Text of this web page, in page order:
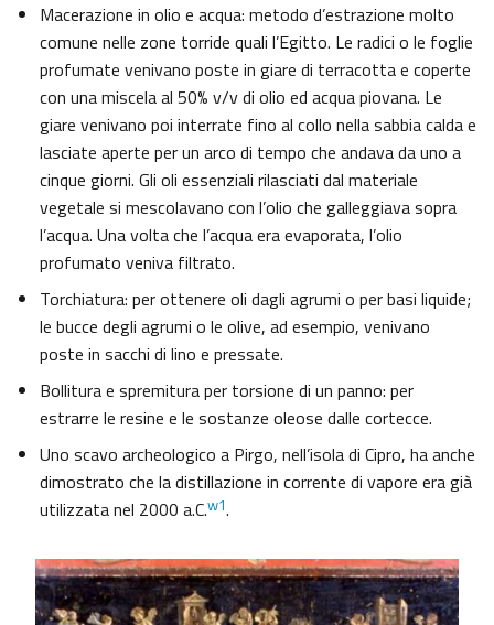
Macerazione in olio e acqua: metodo d’estrazione molto
comune nelle zone torride quali l’Egitto. Le radici o le foglie
profumate venivano poste in giare di terracotta e coperte
con una miscela al 50% v/v di olio ed acqua piovana. Le
giare venivano poi interrate fino al collo nella sabbia calda e
lasciate aperte per un arco di tempo che andava da uno a
cinque giorni. Gli oli essenziali rilasciati dal materiale
vegetale si mescolavano con l’olio che galleggiava sopra
l’acqua. Una volta che l’acqua era evaporata, l’olio
profumato veniva filtrato.
Torchiatura: per ottenere oli dagli agrumi o per basi liquide;
le bucce degli agrumi o le olive, ad esempio, venivano
poste in sacchi di lino e pressate.
Bollitura e spremitura per torsione di un panno: per
estrarre le resine e le sostanze oleose dalle cortecce.
Uno scavo archeologico a Pirgo, nell’isola di Cipro, ha anche
dimostrato che la distillazione in corrente di vapore era già
utilizzata nel 2000 a.C.w1.